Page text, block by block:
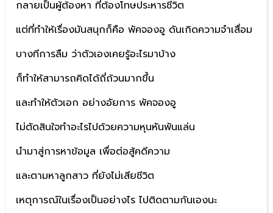
กลายเป็นผู้ต้องหา ที่ต้องโทษประหารชีวิต
แต่ที่ทำให้เรื่องมันสนุกก็คือ พัคจองอู ดันเกิดความจำเสื่อม
บางทีการลืม ว่าตัวเองเคยรู้อะไรมาบ้าง
ก็ทำให้สามารถคิดได้ถี่ถ้วนมากขึ้น
และทำให้ตัวเอก อย่างอัยการ พัคจองอู
ไม่ตัดสินใจทำอะไรไปด้วยความหุนหันพันแล่น
นำมาสู่การหาข้อมูล เพื่อต่อสู้คดีความ
และตามหาลูกสาว ที่ยังไม่เสียชีวิต
เหตุการณ์ในเรื่องเป็นอย่างไร ไปติดตามกันเองนะ